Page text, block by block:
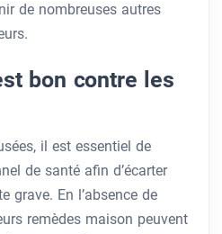
de nombreuses autres
bon contre les
il est essentiel de
de santé afin d’écarter
grave. En l’absence de
remèdes maison peuvent